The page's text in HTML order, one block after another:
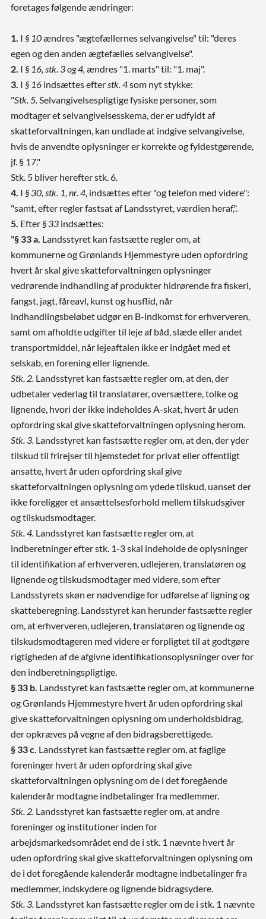
foretages følgende ændringer:
1. I § 10ændres "ægtefællernes selvangivelse" til: "deres
egen og den anden ægtefælles selvangivelse".
2. I § 16, stk. 3 og 4, ændres "1. marts" til: "1. maj".
3. I § 16 indsættes efter stk. 4som nyt stykke:
"Stk. 5. Selvangivelsespligtige fysiske personer, som
modtager et selvangivelsesskema, der er udfyldt af
skatteforvaltningen, kan undlade at indgive selvangivelse,
hvis de anvendte oplysninger er korrekte og fyldestgørende,
jf. § 17."
Stk. 5 bliver herefter stk. 6.
4. I § 30, stk. 1, nr. 4, indsættes efter "og telefon med videre":
"samt, efter regler fastsat af Landsstyret, værdien heraf,".
5. Efter § 33 indsættes:
"§ 33 a. Landsstyret kan fastsætte regler om, at
kommunerne og Grønlands Hjemmestyre uden opfordring
hvert år skal give skatteforvaltningen oplysninger
vedrørende indhandling af produkter hidrørende fra fiskeri,
fangst, jagt, fåreavl, kunst og husflid, når
indhandlingsbeløbet udgør en B-indkomst for erhververen,
samt om afholdte udgifter til leje af båd, slæde eller andet
transportmiddel, når lejeaftalen ikke er indgået med et
selskab, en forening eller lignende.
Stk. 2. Landsstyret kan fastsætte regler om, at den, der
udbetaler vederlag til translatører, oversættere, tolke og
lignende, hvori der ikke indeholdes A-skat, hvert år uden
opfordring skal give skatteforvaltningen oplysning herom.
Stk. 3. Landsstyret kan fastsætte regler om, at den, der yder
tilskud til frirejser til hjemstedet for privat eller offentligt
ansatte, hvert år uden opfordring skal give
skatteforvaltningen oplysning om ydede tilskud, uanset der
ikke foreligger et ansættelsesforhold mellem tilskudsgiver
og tilskudsmodtager.
Stk. 4. Landsstyret kan fastsætte regler om, at
indberetninger efter stk. 1-3 skal indeholde de oplysninger
til identifikation af erhververen, udlejeren, translatøren og
lignende og tilskudsmodtager med videre, som efter
Landsstyrets skøn er nødvendige for udførelse af ligning og
skatteberegning. Landsstyret kan herunder fastsætte regler
om, at erhververen, udlejeren, translatøren og lignende og
tilskudsmodtageren med videre er forpligtet til at godtgøre
rigtigheden af de afgivne identifikationsoplysninger over for
den indberetningspligtige.
§ 33 b. Landsstyret kan fastsætte regler om, at kommunerne
og Grønlands Hjemmestyre hvert år uden opfordring skal
give skatteforvaltningen oplysning om underholdsbidrag,
der opkræves på vegne af den bidragsberettigede.
§ 33 c. Landsstyret kan fastsætte regler om, at faglige
foreninger hvert år uden opfordring skal give
skatteforvaltningen oplysning om de i det foregående
kalenderår modtagne indbetalinger fra medlemmer.
Stk. 2. Landsstyret kan fastsætte regler om, at andre
foreninger og institutioner inden for
arbejdsmarkedsområdet end de i stk. 1 nævnte hvert år
uden opfordring skal give skatteforvaltningen oplysning om
de i det foregående kalenderår modtagne indbetalinger fra
medlemmer, indskydere og lignende bidragsydere.
Stk. 3. Landsstyret kan fastsætte regler om de i stk. 1 nævnte